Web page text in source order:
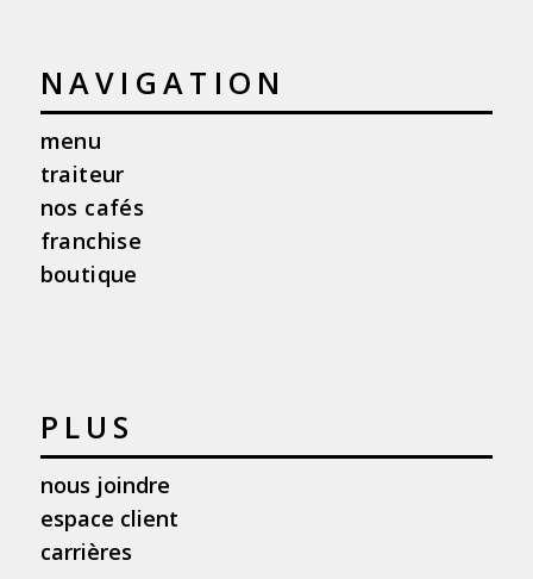
NAVIGATION
menu
traiteur
nos cafés
franchise
boutique
PLUS
nous joindre
espace client
carrières